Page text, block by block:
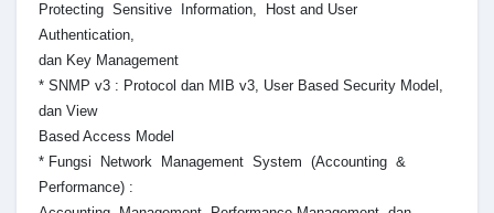
Protecting Sensitive Information, Host and User
Authentication,
dan Key Management
* SNMP v3 : Protocol dan MIB v3, User Based Security Model,
dan View
Based Access Model
* Fungsi Network Management System (Accounting &
Performance) :